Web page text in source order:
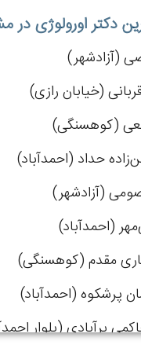
(آزادشهر)
(خیابان رازی)
(کوهسنگی)
حداد (احمدآباد)
(آزادشهر)
(احمدآباد)
مقدم (کوهسنگی)
پرشکوه (احمدآباد)
برآبادی (بلوار